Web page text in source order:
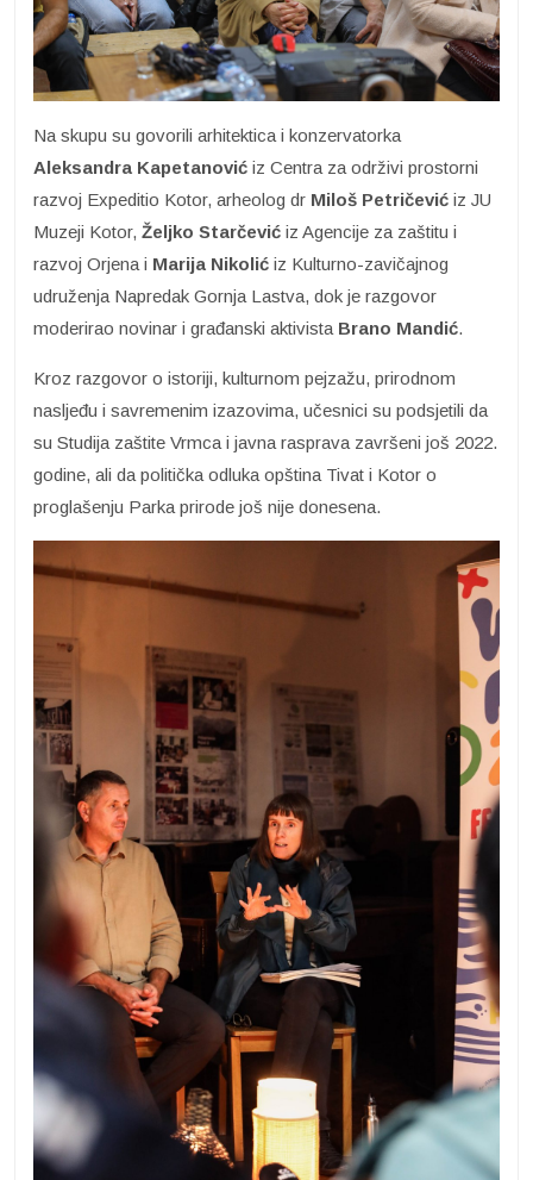
Na skupu su govorili arhitektica i konzervatorka
Aleksandra Kapetanović iz Centra za održivi prostorni
razvoj Expeditio Kotor, arheolog dr Miloš Petričević iz JU
Muzeji Kotor, Željko Starčević iz Agencije za zaštitu i
razvoj Orjena i Marija Nikolić iz Kulturno-zavičajnog
udruženja Napredak Gornja Lastva, dok je razgovor
moderirao novinar i građanski aktivista Brano Mandić.
Kroz razgovor o istoriji, kulturnom pejzažu, prirodnom
nasljeđu i savremenim izazovima, učesnici su podsjetili da
su Studija zaštite Vrmca i javna rasprava završeni još 2022.
godine, ali da politička odluka opština Tivat i Kotor o
proglašenju Parka prirode još nije donesena.